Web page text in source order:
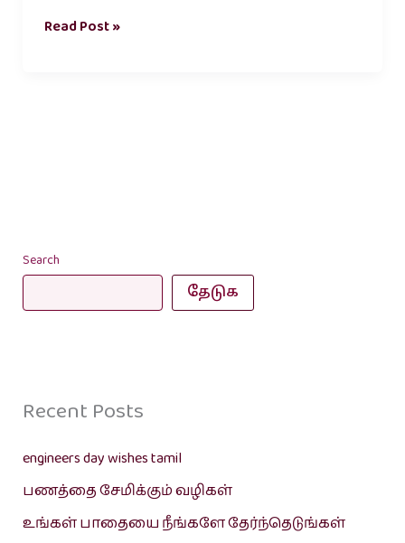
Read Post »
Search
தேடுக
Recent Posts
engineers day wishes tamil
பணத்தை சேமிக்கும் வழிகள்
உங்கள் பாதையை நீங்களே தேர்ந்தெடுங்கள்